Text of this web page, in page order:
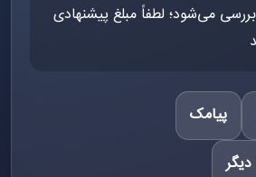
می‌شود؛ لطفاً مبلغ پیشنهادی
پیامک